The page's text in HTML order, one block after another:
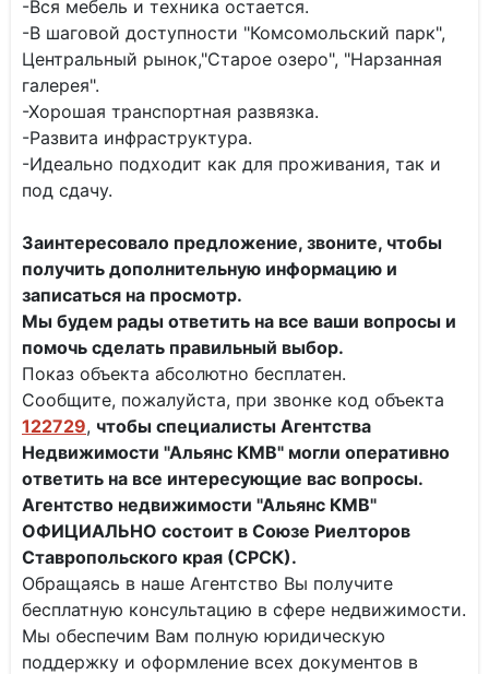
-Вся мебель и техника остается.
-В шаговой доступности "Комсомольский парк",
Центральный рынок,"Старое озеро", "Нарзанная
галерея".
-Хорошая транспортная развязка.
-Развита инфраструктура.
-Идеально подходит как для проживания, так и
под сдачу.
Заинтересовало предложение, звоните, чтобы
получить дополнительную информацию и
записаться на просмотр.
Мы будем рады ответить на все ваши вопросы и
помочь сделать правильный выбор.
Показ объекта абсолютно бесплатен.
Сообщите, пожалуйста, при звонке код объекта
122729, чтобы специалисты Агентства
Недвижимости "Альянс КМВ" могли оперативно
ответить на все интересующие вас вопросы.
Агентство недвижимости "Альянс КМВ"
ОФИЦИАЛЬНО состоит в Союзе Риелторов
Ставропольского края (СРСК).
Обращаясь в наше Агентство Вы получите
бесплатную консультацию в сфере недвижимости.
Мы обеспечим Вам полную юридическую
поддержку и оформление всех документов в